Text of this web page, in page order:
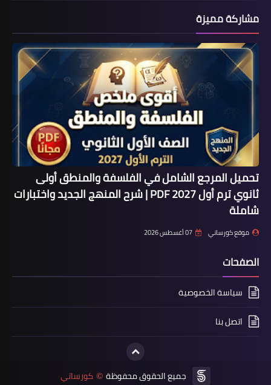
مشاركة مميزة
تحميل المرجع الشامل في الفلسفة والمنطق أولى
ثانوي ترم أول 2027 PDF | شرح المنهج الجديد واختبارات
شاملة
موقع كورساتي 07 أغسطس 2026
الصفحات
سياسة الخصوصية
اتصل بنا
جميع الحقوق محفوظة © كورساتي